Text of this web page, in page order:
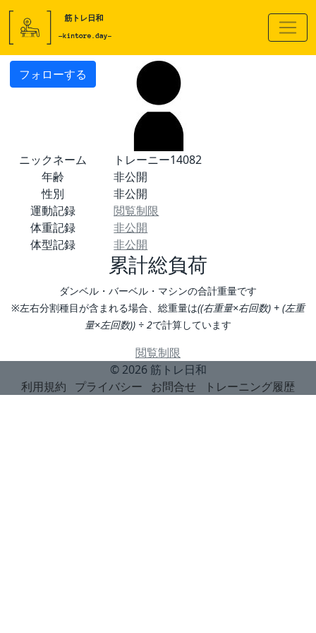
フォローする
ニックネーム
トレーニー14082
年齢
非公開
性別
非公開
運動記録
閲覧制限
体重記録
非公開
体型記録
非公開
累計総負荷
ダンベル・バーベル・マシンの合計重量です
※左右分割種目が含まれる場合、総重量は((右重量×右回数) + (左重
量×左回数)) ÷ 2で計算しています
閲覧制限
© 2026 筋トレ日和
利用規約
プライバシー お問合せ トレーニング履歴